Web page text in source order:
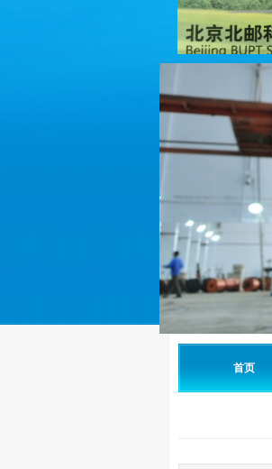
首页